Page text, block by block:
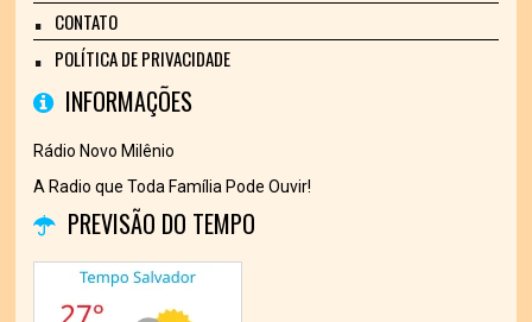
CONTATO
POLÍTICA DE PRIVACIDADE
INFORMAÇÕES
Rádio Novo Milênio
A Radio que Toda Família Pode Ouvir!
PREVISÃO DO TEMPO